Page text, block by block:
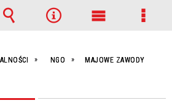
NGO
MAJOWE ZAWODY